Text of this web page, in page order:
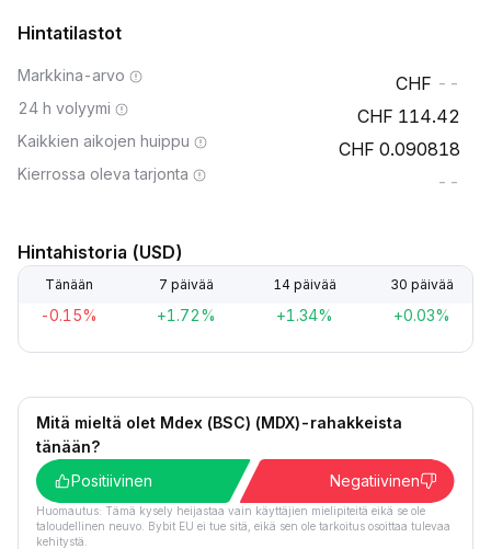
Hintatilastot
Markkina-arvo --
24 h volyymi 114.42
Kaikkien aikojen huippu 0.090818
Kierrossa oleva tarjonta --
Hintahistoria (USD)
Tänään 7 päivää 14 päivää 30 päivää
-0.15% +1.72% +1.34% +0.03%
Mitä mieltä olet Mdex (BSC) (MDX)-rahakkeista
tänään?
Positiivinen
Negatiivinen
Huomautus: Tämä kysely heijastaa vain käyttäjien mielipiteitä eikä se ole
taloudellinen neuvo. Bybit EU ei tue sitä, eikä sen ole tarkoitus osoittaa tulevaa
kehitystä.